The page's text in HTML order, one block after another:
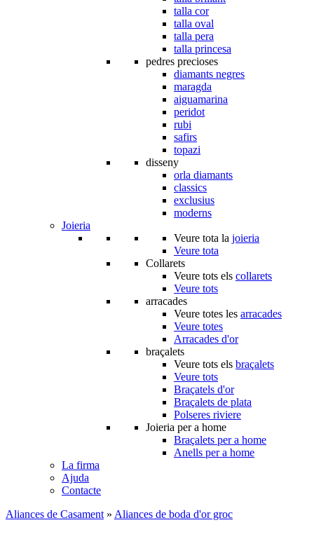
talla cor
talla oval
talla pera
talla princesa
pedres precioses
diamants negres
maragda
aiguamarina
peridot
rubi
safirs
topazi
disseny
orla diamants
classics
exclusius
moderns
Joieria
Veure tota la joieria
Veure tota
Collarets
Veure tots els collarets
Veure tots
arracades
Veure totes les arracades
Veure totes
Arracades d'or
braçalets
Veure tots els braçalets
Veure tots
Braçatels d'or
Braçalets de plata
Polseres riviere
Joieria per a home
Braçalets per a home
Anells per a home
La firma
Ajuda
Contacte
Aliances de Casament » Aliances de boda d'or groc